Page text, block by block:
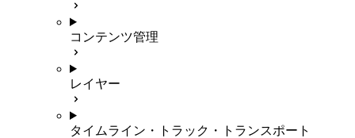
コンテンツ管理
レイヤー
タイムライン・トラック・トランスポート